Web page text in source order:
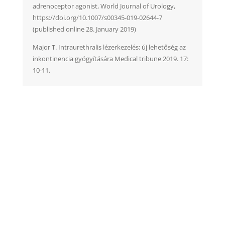
adrenoceptor agonist, World Journal of Urology,
https://doi.org/10.1007/s00345-019-02644-7
(published online 28. January 2019)
Major T. Intraurethralis lézerkezelés: új lehetőség az
inkontinencia gyógyítására Medical tribune 2019. 17:
10-11.